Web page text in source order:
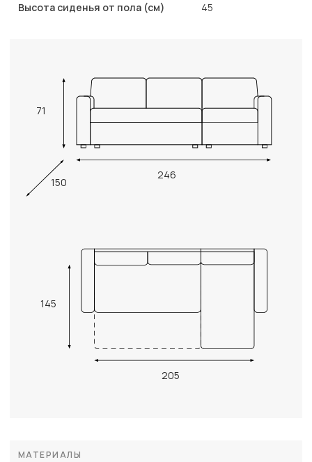
Высота сиденья от пола (см) 45
71
246
150
145
205
МАТЕРИАЛЫ